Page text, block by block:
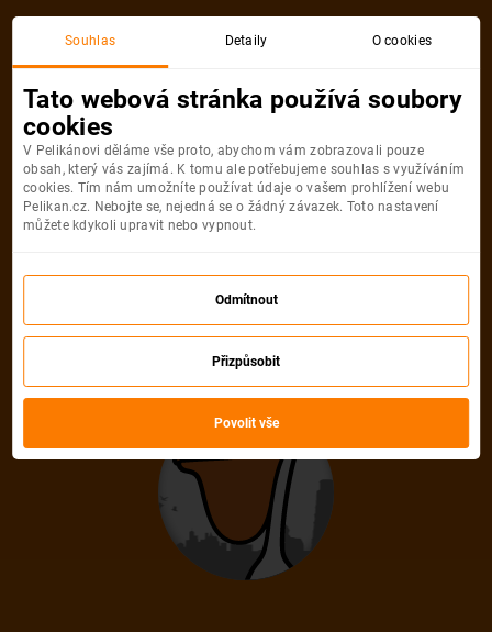
Akční letenka
Litujeme, akční letenka do města už
není dostupná
Vybrat jinou akční letenku
Souhlas Detaily O cookies
Tato webová stránka používá soubory
cookies
V Pelikánovi děláme vše proto, abychom vám zobrazovali pouze
obsah, který vás zajímá. K tomu ale potřebujeme souhlas s využíváním
cookies. Tím nám umožníte používat údaje o vašem prohlížení webu
Pelikan.cz. Nebojte se, nejedná se o žádný závazek. Toto nastavení
můžete kdykoli upravit nebo vypnout.
Odmítnout
Přizpůsobit
Povolit vše